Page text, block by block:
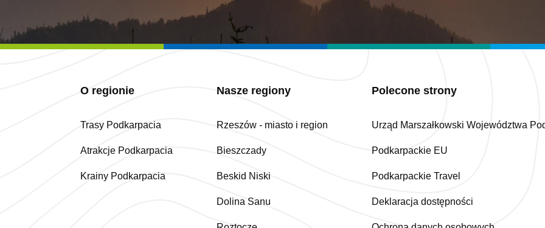
O regionie
Trasy Podkarpacia
Atrakcje Podkarpacia
Krainy Podkarpacia
Nasze regiony
Rzeszów - miasto i region
Bieszczady
Beskid Niski
Dolina Sanu
Polecone strony
Urząd Marszałkowski Województwa
Podkarpackie EU
Podkarpackie Travel
Deklaracja dostępności